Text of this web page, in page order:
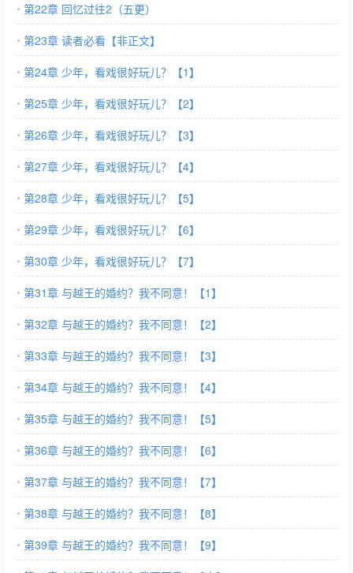
第22章 回忆过往2（五更）
第23章 读者必看【非正文】
第24章 少年，看戏很好玩儿？【1】
第25章 少年，看戏很好玩儿？【2】
第26章 少年，看戏很好玩儿？【3】
第27章 少年，看戏很好玩儿？【4】
第28章 少年，看戏很好玩儿？【5】
第29章 少年，看戏很好玩儿？【6】
第30章 少年，看戏很好玩儿？【7】
第31章 与越王的婚约？我不同意！【1】
第32章 与越王的婚约？我不同意！【2】
第33章 与越王的婚约？我不同意！【3】
第34章 与越王的婚约？我不同意！【4】
第35章 与越王的婚约？我不同意！【5】
第36章 与越王的婚约？我不同意！【6】
第37章 与越王的婚约？我不同意！【7】
第38章 与越王的婚约？我不同意！【8】
第39章 与越王的婚约？我不同意！【9】